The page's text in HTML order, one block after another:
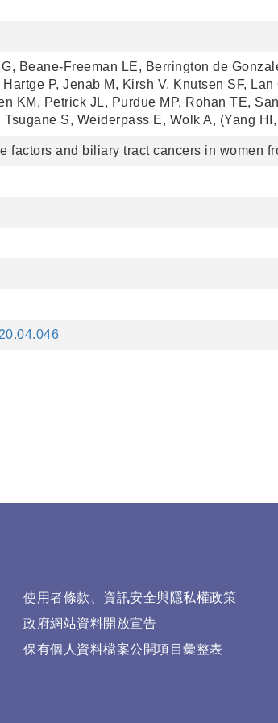
Beane-Freeman LE, Berrington de
P, Jenab M, Kirsh V, Knutsen SF,
KM, Petrick JL, Purdue MP, Rohan TE,
S, Weiderpass E, Wolk A, (Yang
factors and biliary tract cancers in women
使用者條款、資訊安全與隱私權政策
政府網站資料開放宣告
保有個人資料檔案公開項目彙整表